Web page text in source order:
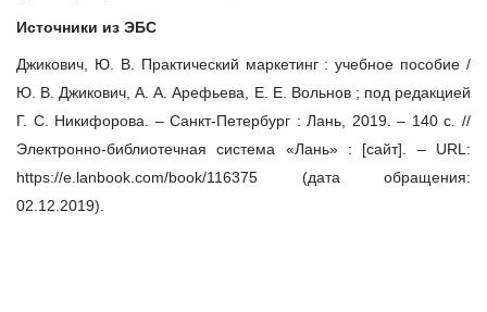
Источники из ЭБС
Джикович, Ю. В. Практический маркетинг : учебное пособие /
Ю. В. Джикович, А. А. Арефьева, Е. Е. Вольнов ; под редакцией
Г. С. Никифорова. – Санкт-Петербург : Лань, 2019. – 140 с. //
Электронно-библиотечная система «Лань» : [сайт]. – URL:
https://e.lanbook.com/book/116375 (дата обращения:
02.12.2019).